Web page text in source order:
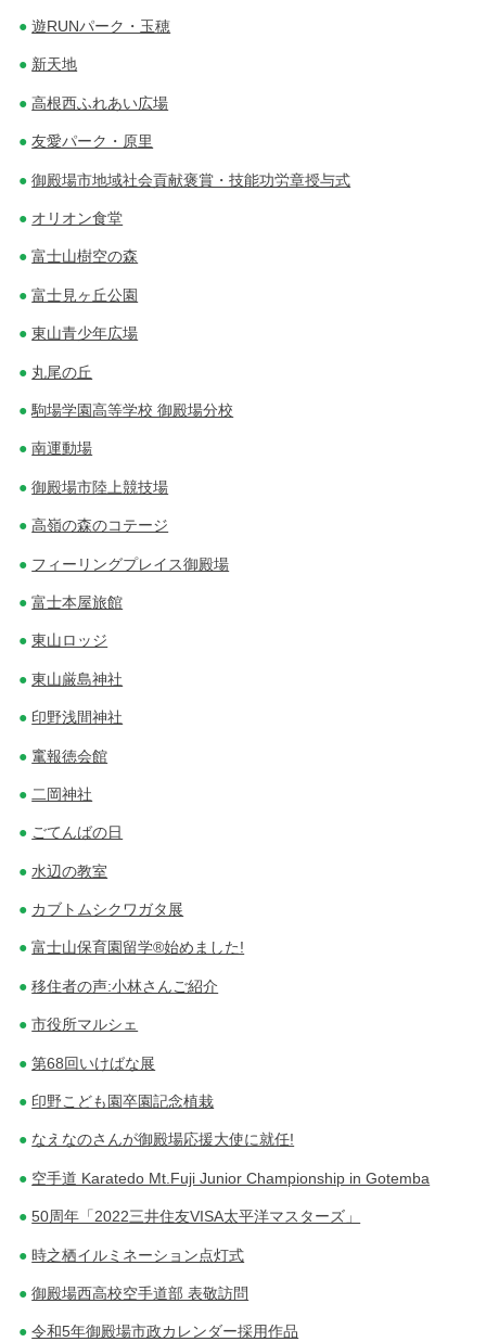
遊RUNパーク・玉穂
新天地
高根西ふれあい広場
友愛パーク・原里
御殿場市地域社会貢献褒賞・技能功労章授与式
オリオン食堂
富士山樹空の森
富士見ヶ丘公園
東山青少年広場
丸尾の丘
駒場学園高等学校 御殿場分校
南運動場
御殿場市陸上競技場
高嶺の森のコテージ
フィーリングプレイス御殿場
富士本屋旅館
東山ロッジ
東山厳島神社
印野浅間神社
竃報徳会館
二岡神社
ごてんばの日
水辺の教室
カブトムシクワガタ展
富士山保育園留学®始めました!
移住者の声:小林さんご紹介
市役所マルシェ
第68回いけばな展
印野こども園卒園記念植栽
なえなのさんが御殿場応援大使に就任!
空手道 Karatedo Mt.Fuji Junior Championship in Gotemba
50周年「2022三井住友VISA太平洋マスターズ」
時之栖イルミネーション点灯式
御殿場西高校空手道部 表敬訪問
令和5年御殿場市政カレンダー採用作品